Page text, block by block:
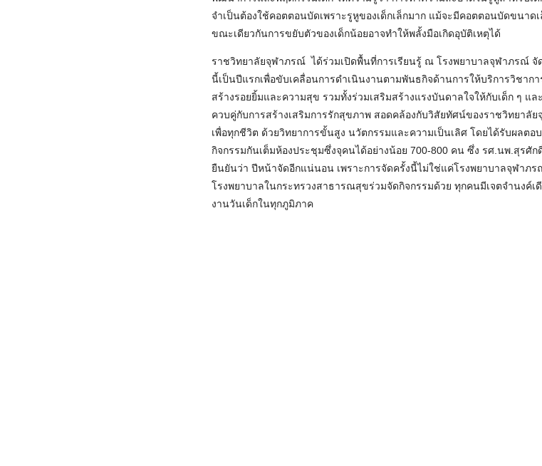
Search
for:
จำเป็นต้องใช้คอตตอนบัดเพราะรูหูของเด็กเล็กมาก แม้จะมีคอตตอนบัดขนา
ขณะเดียวกันการขยับตัวของเด็กน้อยอาจทำให้พลั้งมือเกิดอุบัติเหตุได้
ราชวิทยาลัยจุฬาภรณ์ ได้ร่วมเปิดพื้นที่การเรียนรู้ ณ โรงพยาบาลจุฬาภรณ์ จั
นี้เป็นปีแรกเพื่อขับเคลื่อนการดำเนินงานตามพันธกิจด้านการให้บริการวิชา
สร้างรอยยิ้มและความสุข รวมทั้งร่วมเสริมสร้างแรงบันดาลใจให้กับเด็ก ๆ แ
ควบคู่กับการสร้างเสริมการรักสุขภาพ สอดคล้องกับวิสัยทัศน์ของราชวิทยาลั
เพื่อทุกชีวิต ด้วยวิทยาการขั้นสูง นวัตกรรมและความเป็นเลิศ โดยได้รับผลตอ
กิจกรรมกันเต็มห้องประชุมซึ่งจุคนได้อย่างน้อย 700-800 คน ซึ่ง รศ.นพ.สุรศั
ยืนยันว่า ปีหน้าจัดอีกแน่นอน เพราะการจัดครั้งนี้ไม่ใช่แค่โรงพยาบาลจุฬาภ
โรงพยาบาลในกระทรวงสาธารณสุขร่วมจัดกิจกรรมด้วย ทุกคนมีเจตจำนงค์
งานวันเด็กในทุกภูมิภาค